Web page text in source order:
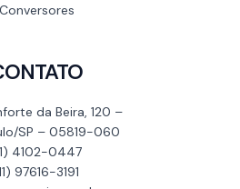
Conversores
da Beira, 120 –
SP – 05819-060
4102-0447
97616-3191